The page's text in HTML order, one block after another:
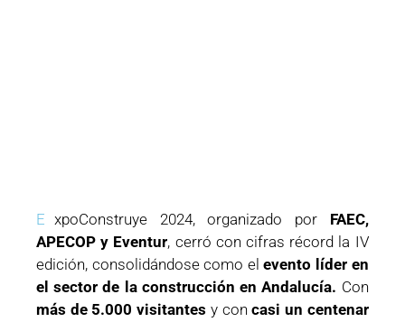
E xpoConstruye 2024, organizado por FAEC,
APECOP y Eventur, cerró con cifras récord la IV
edición, consolidándose como elevento líder en
el sector de la construcción en Andalucía. Con
más de 5.000 visitantes y concasi un centenar